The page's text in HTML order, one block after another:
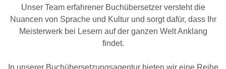
Unser Team erfahrener Buchübersetzer versteht die
Nuancen von Sprache und Kultur und sorgt dafür, dass Ihr
Meisterwerk bei Lesern auf der ganzen Welt Anklang
findet.
In unserer Buchübersetzungsagentur bieten wir eine Reihe